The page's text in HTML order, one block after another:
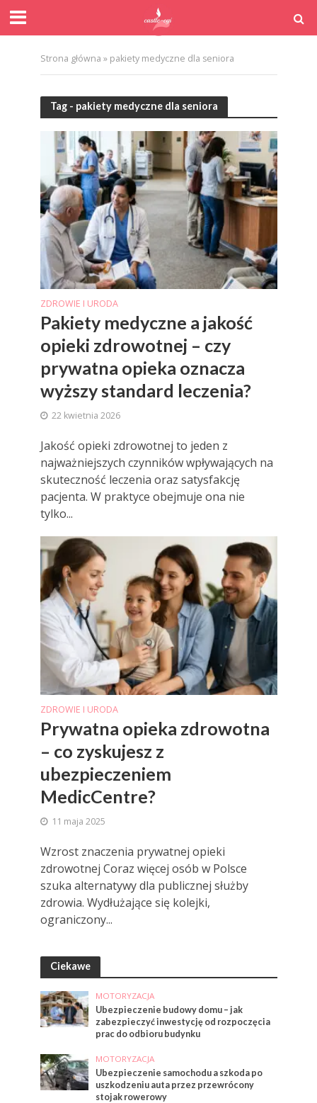
Strona główna » pakiety medyczne dla seniora
Tag - pakiety medyczne dla seniora
ZDROWIE I URODA
Pakiety medyczne a jakość
opieki zdrowotnej – czy
prywatna opieka oznacza
wyższy standard leczenia?
22 kwietnia 2026
Jakość opieki zdrowotnej to jeden z
najważniejszych czynników wpływających na
skuteczność leczenia oraz satysfakcję
pacjenta. W praktyce obejmuje ona nie
tylko...
ZDROWIE I URODA
Prywatna opieka zdrowotna
– co zyskujesz z
ubezpieczeniem
MedicCentre?
11 maja 2025
Wzrost znaczenia prywatnej opieki
zdrowotnej Coraz więcej osób w Polsce
szuka alternatywy dla publicznej służby
zdrowia. Wydłużające się kolejki,
ograniczony...
Ciekawe
MOTORYZACJA
Ubezpieczenie budowy domu – jak
zabezpieczyć inwestycję od rozpoczęcia
prac do odbioru budynku
MOTORYZACJA
Ubezpieczenie samochodu a szkoda po
uszkodzeniu auta przez przewrócony
stojak rowerowy